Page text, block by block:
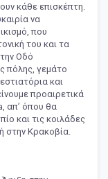
κάθε επισκέπτη.
να
που
του και τα
Οδό
πόλης, γεμάτο
και
προαιρετικά
απ’ όπου θα
και τις κοιλάδες
στην Κρακοβία.